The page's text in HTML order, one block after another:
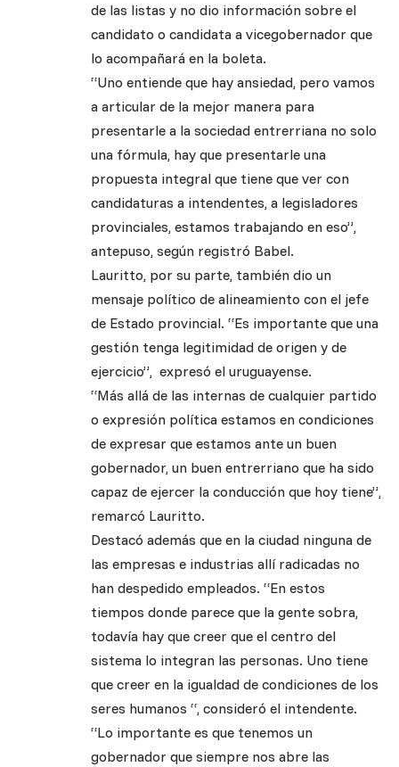
de las listas y no dio información sobre el
candidato o candidata a vicegobernador que
lo acompañará en la boleta.
“Uno entiende que hay ansiedad, pero vamos
a articular de la mejor manera para
presentarle a la sociedad entrerriana no solo
una fórmula, hay que presentarle una
propuesta integral que tiene que ver con
candidaturas a intendentes, a legisladores
provinciales, estamos trabajando en eso”,
antepuso, según registró Babel.
Lauritto, por su parte, también dio un
mensaje político de alineamiento con el jefe
de Estado provincial. “Es importante que una
gestión tenga legitimidad de origen y de
ejercicio”, expresó el uruguayense.
“Más allá de las internas de cualquier partido
o expresión política estamos en condiciones
de expresar que estamos ante un buen
gobernador, un buen entrerriano que ha sido
capaz de ejercer la conducción que hoy tiene”,
remarcó Lauritto.
Destacó además que en la ciudad ninguna de
las empresas e industrias allí radicadas no
han despedido empleados. “En estos
tiempos donde parece que la gente sobra,
todavía hay que creer que el centro del
sistema lo integran las personas. Uno tiene
que creer en la igualdad de condiciones de los
seres humanos “, consideró el intendente.
“Lo importante es que tenemos un
gobernador que siempre nos abre las